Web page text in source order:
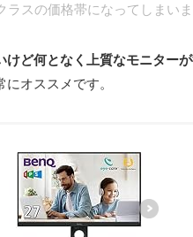
ラスの価格帯になってしまいま
けど何となく上質なモニター
オススメです。